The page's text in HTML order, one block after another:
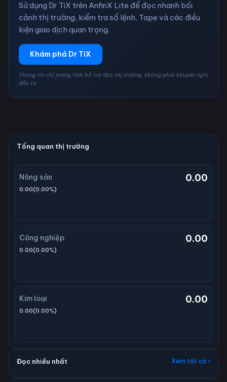
Sử dụng Dr TiX trên AnfinX Lite để đọc nhanh bối
cảnh thị trường, kiểm tra sổ lệnh, Tape và các điều
kiện giao dịch quan trọng.
Khám phá Dr TiX
Thông tin chỉ mang tính hỗ trợ đọc thị trường, không phải khuyến nghị
đầu tư.
Tổng quan thị trường
Nông sản 0.00
0.00(0.00%)
Công nghiệp 0.00
0.00(0.00%)
Kim loại 0.00
0.00(0.00%)
Đọc nhiều nhất Xem tất cả ›